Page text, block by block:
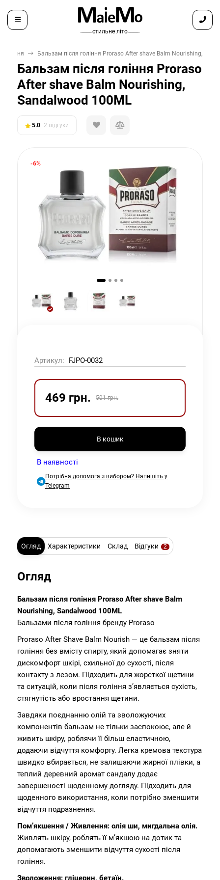
̶ ̶ ̶ ̶ ̶ ̶ ̶ стильне літо ̶ ̶ ̶ ̶ ̶ ̶ ̶
Бальзам після гоління Proraso After shave Balm Nourishing,
Бальзам після гоління Proraso
After shave Balm Nourishing,
Sandalwood 100ML
5.0 2 відгуки
-6%
Артикул: FJPO-0032
469 грн. 501 грн.
В кошик
В наявності
Потрібна допомога з вибором? Напишіть у
Telegram
Огляд Характеристики Склад Відгуки 2
Огляд
Бальзам після гоління Proraso After shave Balm
Nourishing, Sandalwood 100ML
Бальзами після гоління бренду Proraso
Proraso After Shave Balm Nourish — це бальзам після
гоління без вмісту спирту, який допомагає зняти
дискомфорт шкірі, схильної до сухості, після
контакту з лезом. Підходить для жорсткої щетини
та ситуацій, коли після гоління з’являється сухість,
стягнутість або вростання щетини.
Завдяки поєднанню олій та зволожуючих
компонентів бальзам не тільки заспокоює, але й
живить шкіру, роблячи її більш еластичною,
додаючи відчуття комфорту. Легка кремова текстура
швидко вбирається, не залишаючи жирної плівки, а
теплий деревний аромат сандалу додає
завершеності щоденному догляду. Підходить для
щоденного використання, коли потрібно зменшити
відчуття подразнення.
Пом’якшення / Живлення: олія ши, мигдальна олія.
Живлять шкіру, роблять її м’якшою на дотик та
допомагають зменшити відчуття сухості після
гоління.
Зволоження: гліцерин, бетаїн.